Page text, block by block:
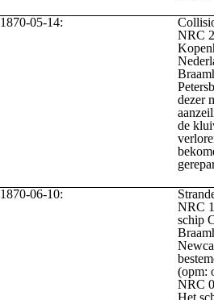
1870-05-14:
NRC
dezer
de
1870-06-10:
NRC 150670
schip
(opm:
NRC 080770
Het